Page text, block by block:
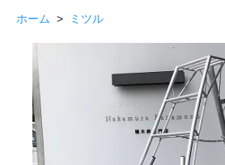
ホーム > ミツル